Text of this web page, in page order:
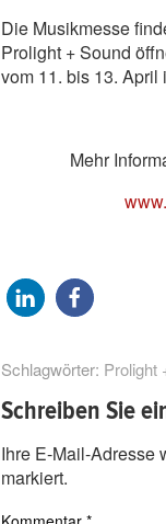
Die Musikmesse
Prolight + Sound
vom 11. bis 13. April
Mehr
Schlagwörter: Prolight
Schreiben Sie
Ihre E-Mail-Adresse
markiert.